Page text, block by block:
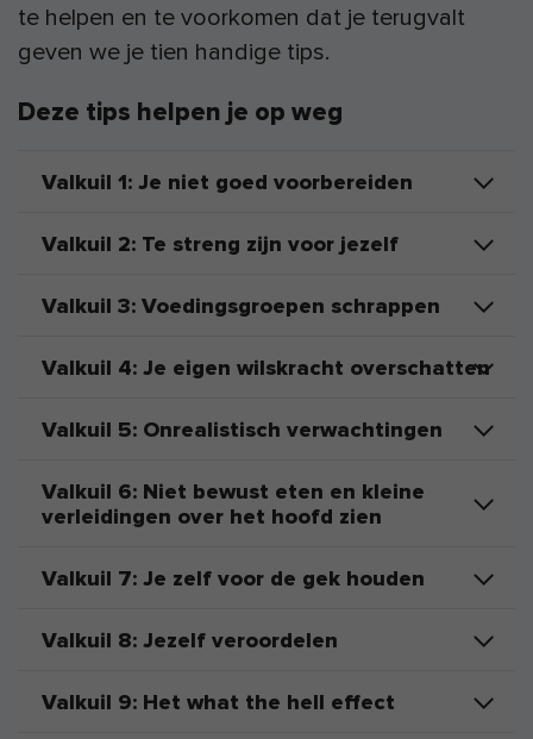
te helpen en te voorkomen dat je terugvalt
geven we je tien handige tips.
Deze tips helpen je op weg
Valkuil 1: Je niet goed voorbereiden
Valkuil 2: Te streng zijn voor jezelf
Valkuil 3: Voedingsgroepen schrappen
Valkuil 4: Je eigen wilskracht overschatten
Valkuil 5: Onrealistisch verwachtingen
Valkuil 6: Niet bewust eten en kleine
verleidingen over het hoofd zien
Valkuil 7: Je zelf voor de gek houden
Valkuil 8: Jezelf veroordelen
Valkuil 9: Het what the hell effect